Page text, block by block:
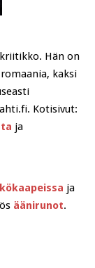
Hän on
kaksi
Kotisivut:
ja
ja
äänirunot.